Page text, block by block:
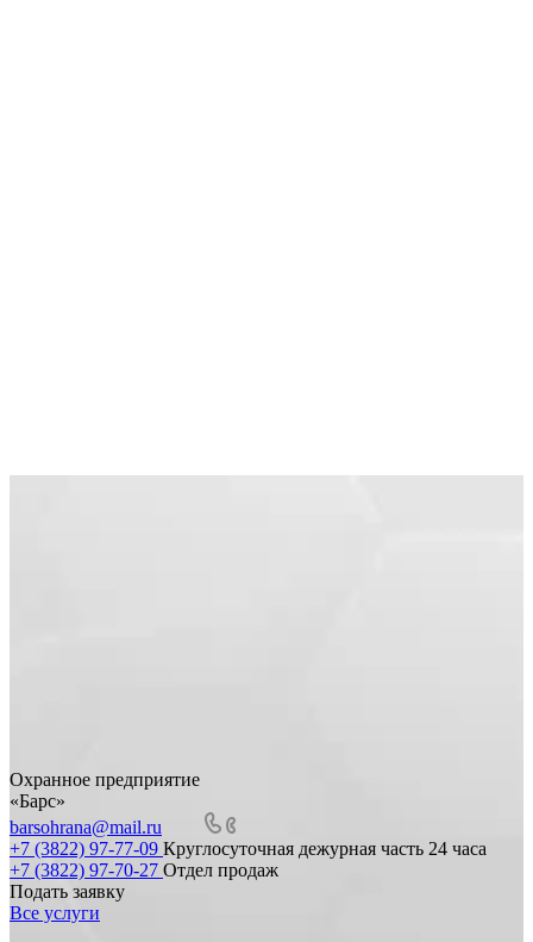
Охранное предприятие
«Барс»
barsohrana@mail.ru
+7 (3822) 97-77-09 Круглосуточная дежурная часть 24 часа
+7 (3822) 97-70-27 Отдел продаж
Подать заявку
Все услуги